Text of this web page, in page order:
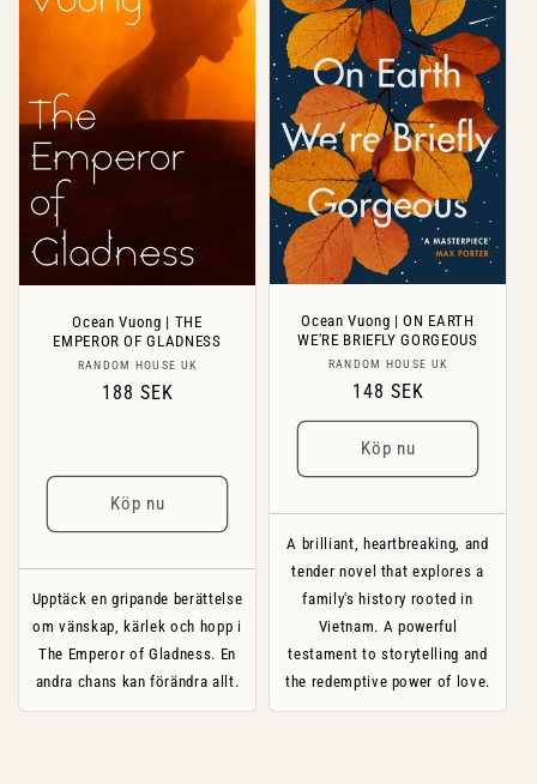
Ocean Vuong | THE
EMPEROR OF GLADNESS
Säljare:
RANDOM HOUSE UK
Ordinarie
188 SEK
Köp nu
Upptäck en gripande berättelse
om vänskap, kärlek och hopp i
The Emperor of Gladness. En
andra chans kan förändra allt.
Ocean Vuong | ON EARTH
WE'RE BRIEFLY GORGEOUS
Säljare:
RANDOM HOUSE UK
Ordinarie
pris
148 SEK
Köp nu
A brilliant, heartbreaking, and
tender novel that explores a
family's history rooted in
Vietnam. A powerful
testament to storytelling and
the redemptive power of love.